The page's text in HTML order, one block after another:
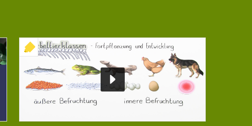
+ INTERAKTIVE ÜBUNG